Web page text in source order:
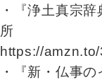
・『浄土真宗
所
https://
・『新・仏事